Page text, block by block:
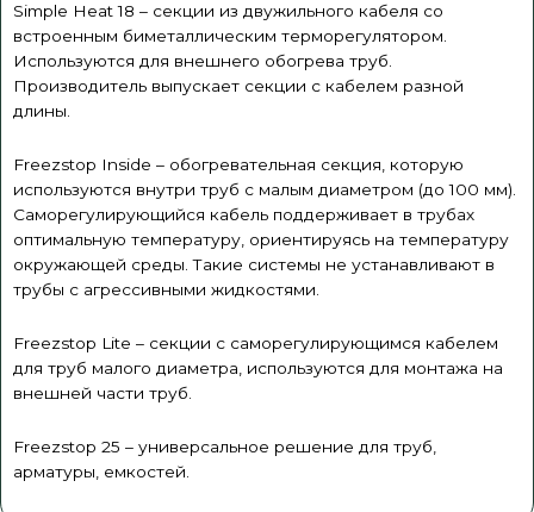
Simple Heat 18 – секции из двужильного кабеля со
встроенным биметаллическим терморегулятором.
Используются для внешнего обогрева труб.
Производитель выпускает секции с кабелем разной
длины.
Freezstop Inside – обогревательная секция, которую
используются внутри труб с малым диаметром (до 100 мм).
Саморегулирующийся кабель поддерживает в трубах
оптимальную температуру, ориентируясь на температуру
окружающей среды. Такие системы не устанавливают в
трубы с агрессивными жидкостями.
Freezstop Lite – секции с саморегулирующимся кабелем
для труб малого диаметра, используются для монтажа на
внешней части труб.
Freezstop 25 – универсальное решение для труб,
арматуры, емкостей.